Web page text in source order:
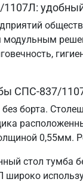
модульным
СПС-837/
без борта.
0,55мм.
стол тумба